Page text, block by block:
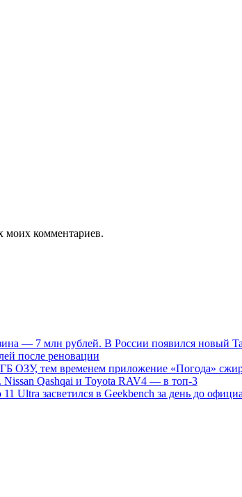
моих комментариев.
— 7 млн рублей. В России появился новый
после реновации
ОЗУ, тем временем приложение «Погода»
Qashqai и Toyota RAV4 — в топ-3
Ultra засветился в Geekbench за день до